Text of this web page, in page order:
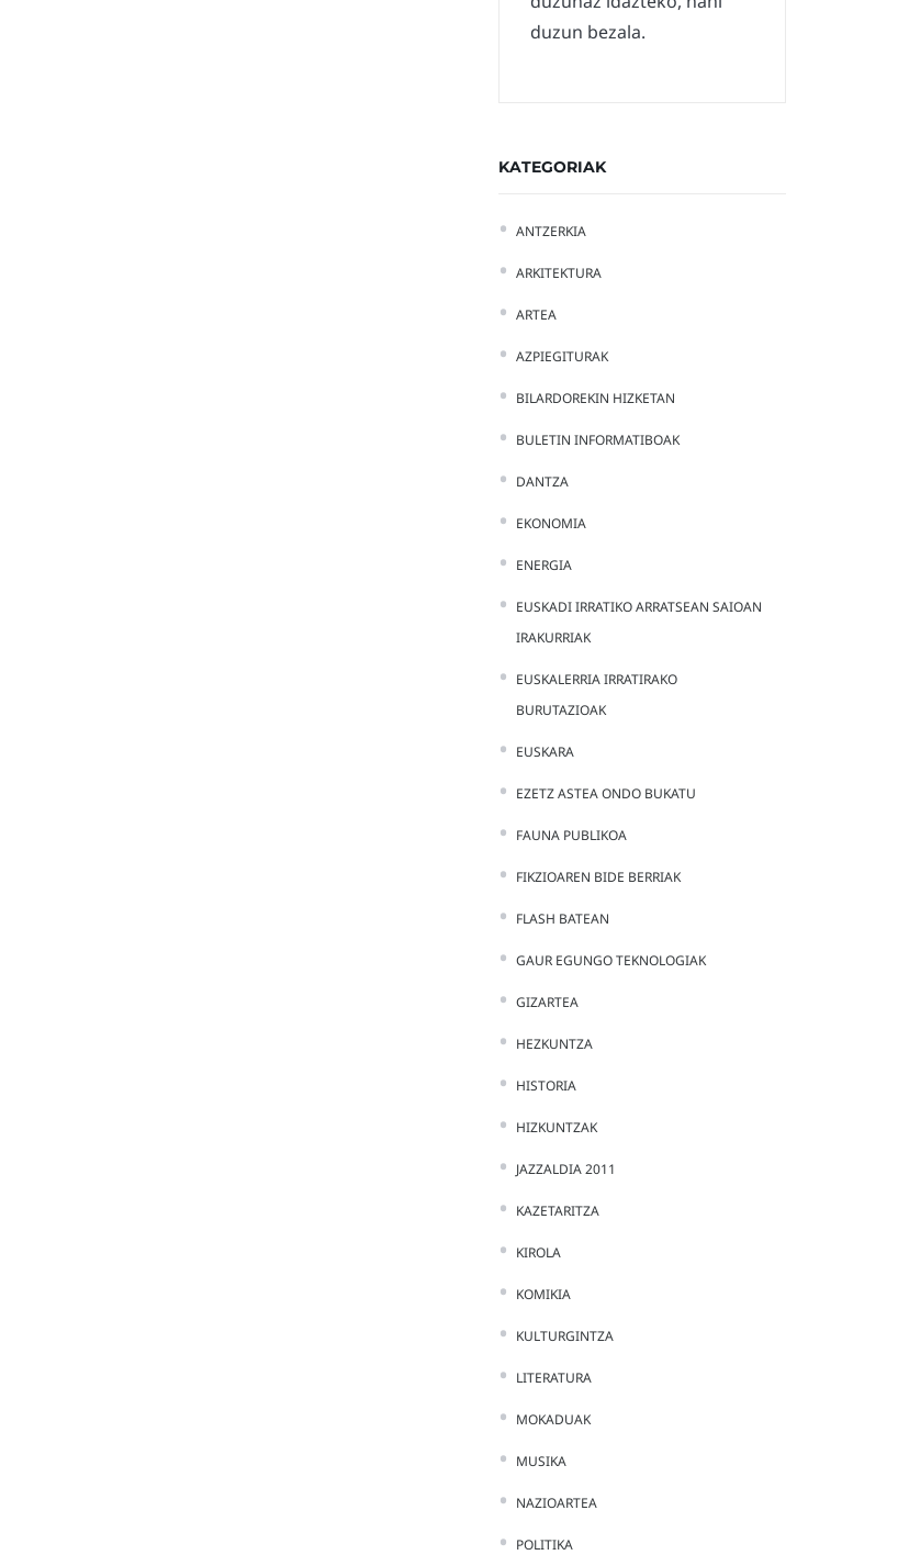
duzun bezala.
KATEGORIAK
ANTZERKIA
ARKITEKTURA
ARTEA
AZPIEGITURAK
BILARDOREKIN HIZKETAN
BULETIN INFORMATIBOAK
DANTZA
EKONOMIA
ENERGIA
EUSKADI IRRATIKO ARRATSEAN SAIOAN
IRAKURRIAK
EUSKALERRIA IRRATIRAKO
BURUTAZIOAK
EUSKARA
EZETZ ASTEA ONDO BUKATU
FAUNA PUBLIKOA
FIKZIOAREN BIDE BERRIAK
FLASH BATEAN
GAUR EGUNGO TEKNOLOGIAK
GIZARTEA
HEZKUNTZA
HISTORIA
HIZKUNTZAK
JAZZALDIA 2011
KAZETARITZA
KIROLA
KOMIKIA
KULTURGINTZA
LITERATURA
MOKADUAK
MUSIKA
NAZIOARTEA
POLITIKA